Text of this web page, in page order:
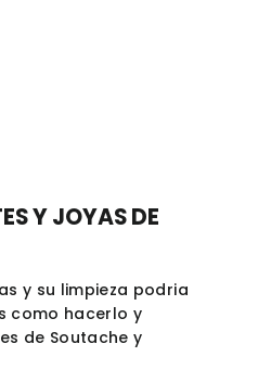
Y JOYAS DE
y su limpieza podria
como hacerlo y
de Soutache y